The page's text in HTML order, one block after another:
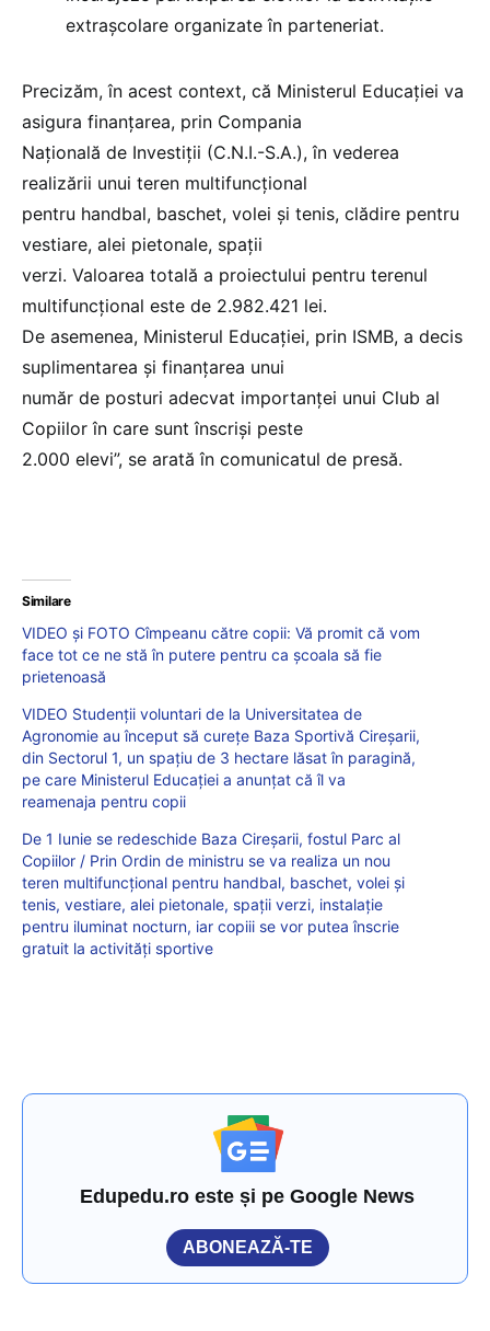
extrașcolare organizate în parteneriat.
Precizăm, în acest context, că Ministerul Educației va
asigura finanțarea, prin Compania
Națională de Investiții (C.N.I.-S.A.), în vederea
realizării unui teren multifuncțional
pentru handbal, baschet, volei și tenis, clădire pentru
vestiare, alei pietonale, spații
verzi. Valoarea totală a proiectului pentru terenul
multifuncțional este de 2.982.421 lei.
De asemenea, Ministerul Educației, prin ISMB, a decis
suplimentarea şi finanţarea unui
număr de posturi adecvat importanţei unui Club al
Copiilor în care sunt înscriși peste
2.000 elevi”, se arată în comunicatul de presă.
Similare
VIDEO și FOTO Cîmpeanu către copii: Vă promit că vom
face tot ce ne stă în putere pentru ca școala să fie
prietenoasă
VIDEO Studenții voluntari de la Universitatea de
Agronomie au început să curețe Baza Sportivă Cireșarii,
din Sectorul 1, un spațiu de 3 hectare lăsat în paragină,
pe care Ministerul Educației a anunțat că îl va
reamenaja pentru copii
De 1 Iunie se redeschide Baza Cireșarii, fostul Parc al
Copiilor / Prin Ordin de ministru se va realiza un nou
teren multifuncțional pentru handbal, baschet, volei și
tenis, vestiare, alei pietonale, spații verzi, instalație
pentru iluminat nocturn, iar copiii se vor putea înscrie
gratuit la activități sportive
Edupedu.ro este și pe Google News
ABONEAZĂ-TE